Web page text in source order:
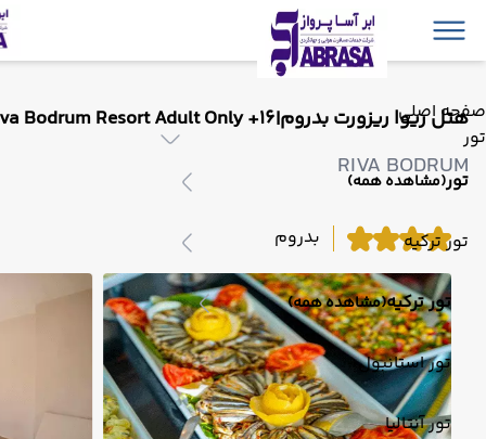
صفحه اصلی
تور
تور(مشاهده همه)
تور ترکیه
تور ترکیه(مشاهده همه)
تور استانبول
تور آنتالیا
هتل ریوا ریزورت بدروم|Riva Bodrum Resort Adult Only +16
RIVA BODRUM
بدروم